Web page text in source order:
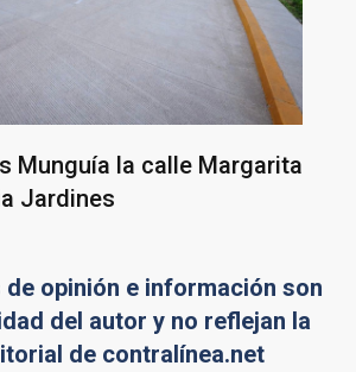
Munguía la calle Margarita
Jardines
opinión e información son
del autor y no reflejan la
de contralínea.net